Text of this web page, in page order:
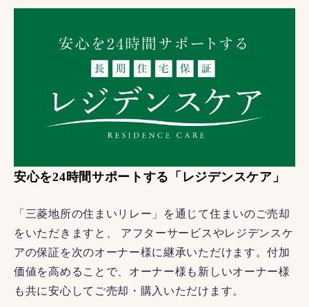
安心を24時間サポートする「レジデンスケア」
「三菱地所の住まいリレー」を通じて住まいのご売却
をいただきますと、 アフターサービスやレジデンスケ
アの保証を次のオーナー様に継承いただけます。付加
価値を高めることで、オーナー様も新しいオーナー様
も共に安心してご売却・購入いただけます。